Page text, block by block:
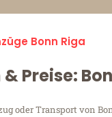
Bonn Riga
Preise:
oder Transport von